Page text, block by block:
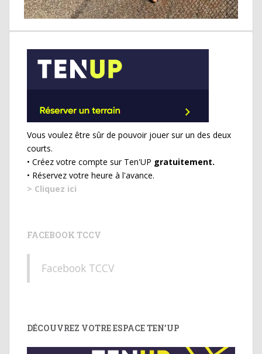
Vous voulez être sûr de pouvoir jouer sur un des deux
courts.
• Créez votre compte sur Ten'UP gratuitement.
• Réservez votre heure à l'avance.
> Cliquez ici
FACEBOOK TCCV
Facebook TCCV
DÉCOUVREZ VOTRE ESPACE TEN’UP